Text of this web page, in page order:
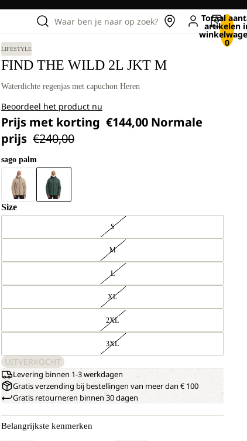
Waar ben je naar op zoek? Totaal
artikelen
0
LIFESTYLE
FIND THE WILD 2L JKT M
Waterdichte regenjas met capuchon Heren
Beoordeel het product nu
Prijs met korting €144,00 Normale
prijs €240,00
sago palm
Size
S
M
L
XL
2XL
3XL
UITVERKOCHT
Levering binnen 1-3 werkdagen
Gratis verzending bij bestellingen van meer dan € 100
Gratis retourneren binnen 30 dagen
Belangrijkste kenmerken